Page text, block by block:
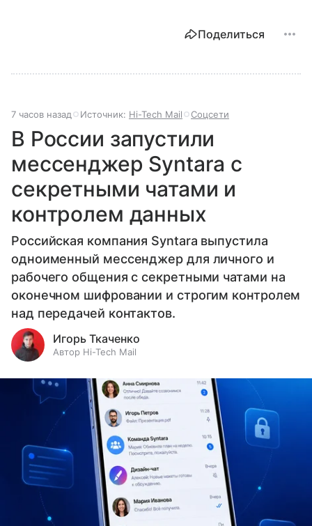
Поделиться
7 часов назад Источник: Hi-Tech Mail Соцсети
В России запустили
мессенджер Syntara с
секретными чатами и
контролем данных
Российская компания Syntara выпустила
одноименный мессенджер для личного и
рабочего общения с секретными чатами на
оконечном шифровании и строгим контролем
над передачей контактов.
Игорь Ткаченко
Автор Hi-Tech Mail